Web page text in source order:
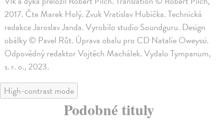
2017. Čte Marek Holý. Zvuk Vratislav Hubička. Technická
redakce Jaroslav Janda. Vyrobilo studio Soundguru. Design
obálky © Pavel Růt. Úprava obalu pro CD Natalie Oweyssi.
Odpovědný redaktor Vojtěch Machálek. Vydalo Tympanum,
s. r. o., 2023.
High-contrast mode
Podobné tituly